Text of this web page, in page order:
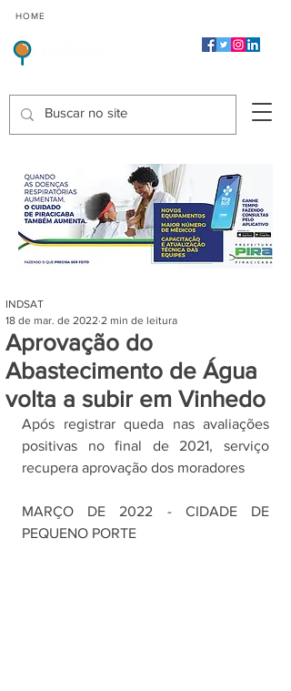
HOME
Aprovação do
Abastecimento de Água
volta a subir em Vinhedo
INDSAT
18 de mar. de 2022 2 min de leitura
Após registrar queda nas avaliações
positivas no final de 2021, serviço
recupera aprovação dos moradores
MARÇO DE 2022 - CIDADE DE
PEQUENO PORTE